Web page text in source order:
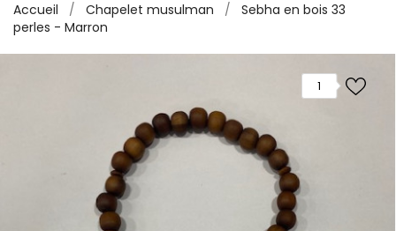
Accueil Chapelet musulman
Sebha en bois 33
perles - Marron
1